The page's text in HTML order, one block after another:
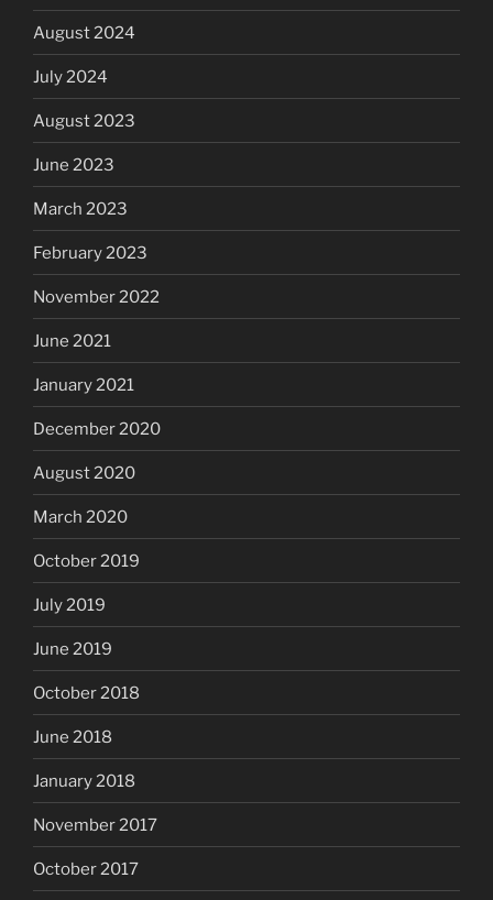
August 2024
July 2024
August 2023
June 2023
March 2023
February 2023
November 2022
June 2021
January 2021
December 2020
August 2020
March 2020
October 2019
July 2019
June 2019
October 2018
June 2018
January 2018
November 2017
October 2017